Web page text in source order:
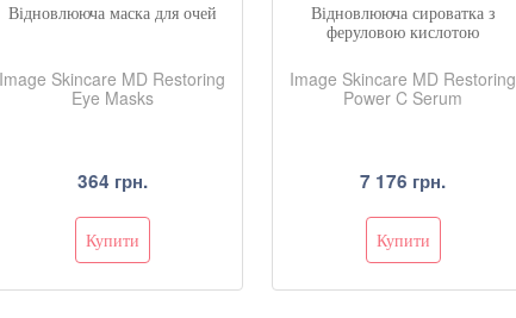
Відновлююча маска для очей
Image Skincare MD Restoring
Eye Masks
364 грн.
Відновлююча сироватка з
феруловою кислотою
Image Skincare MD Restoring
Power C Serum
7 176 грн.